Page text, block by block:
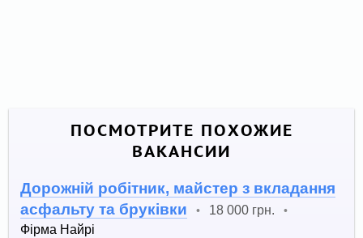
ПОСМОТРИТЕ ПОХОЖИЕ
ВАКАНСИИ
Дорожній робітник, майстер з вкладання
асфальту та бруківки
• 18 000 грн. •
Фірма Найрі